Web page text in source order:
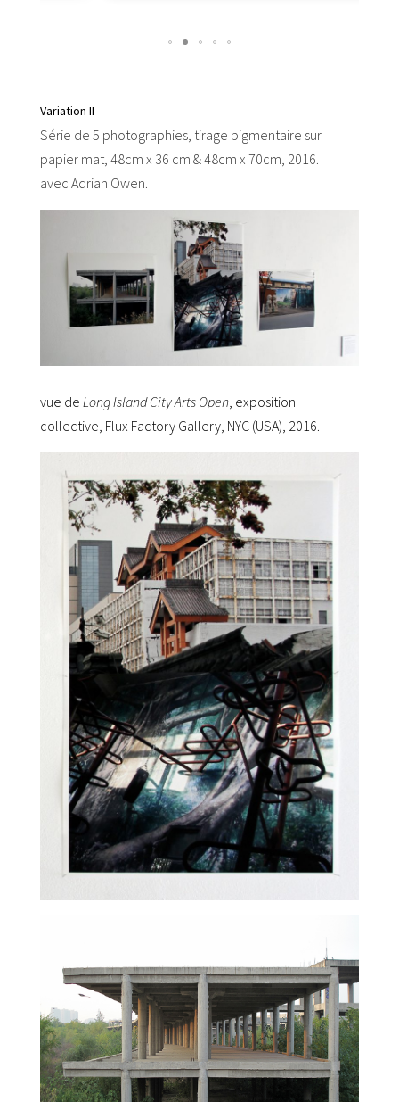
Variation II
Série de 5 photographies, tirage pigmentaire sur
papier mat, 48cm x 36 cm & 48cm x 70cm, 2016.
avec Adrian Owen.
vue de Long Island City Arts Open, exposition
collective, Flux Factory Gallery, NYC (USA), 2016.